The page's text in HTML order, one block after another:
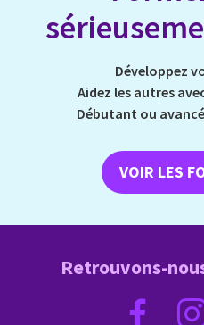
Développez
Aidez les autres
Débutant ou
VOIR LES
Retrouvons-